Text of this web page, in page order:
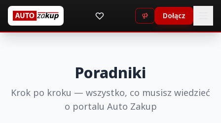
Dołącz
Poradniki
Krok po kroku — wszystko, co musisz wiedzieć
o portalu Auto Zakup